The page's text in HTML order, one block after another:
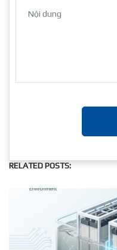
RELATED POSTS: